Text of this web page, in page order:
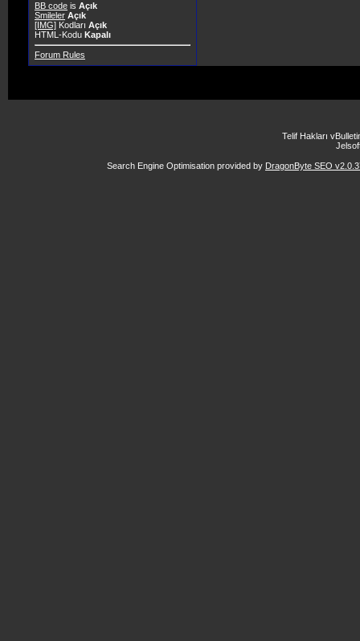
BB code is Açık
Smileler Açık
[IMG] Kodları Açık
HTML-Kodu Kapalı
Forum Rules
Telif Hakları
Search Engine Optimisation provided by DragonByte SEO